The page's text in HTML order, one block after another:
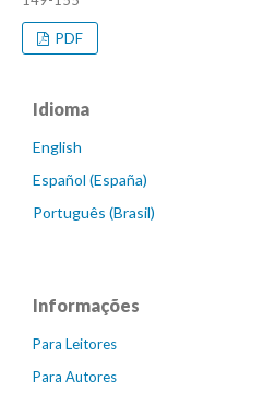
PDF
Idioma
English
Español (España)
Português (Brasil)
Informações
Para Leitores
Para Autores